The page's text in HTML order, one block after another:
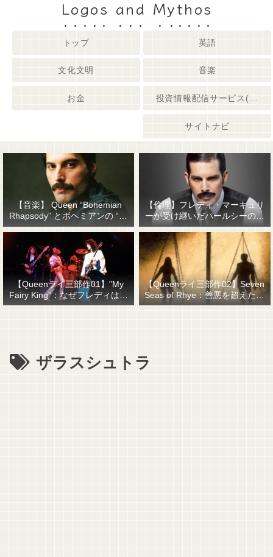
Logos and Mythos
トップ 英語
文化文明 音楽
お金
サイトナビ
【音楽】 Queen “Bohemian
Rhapsody” とボヘミアンの “他
人事感”
【倫理】フレディ・マーキュリ
ーが受け継いだパールシーの精
神遺産
【Queenライ三部作01】”My
Fairy King”：なぜフレディはマ
ーキュリーと名乗ったのか？
【Queenライ三部作02】Seven
Seas of Rhye：善悪を超えたも
のを善悪で裁くということ
ザラスシュトラ